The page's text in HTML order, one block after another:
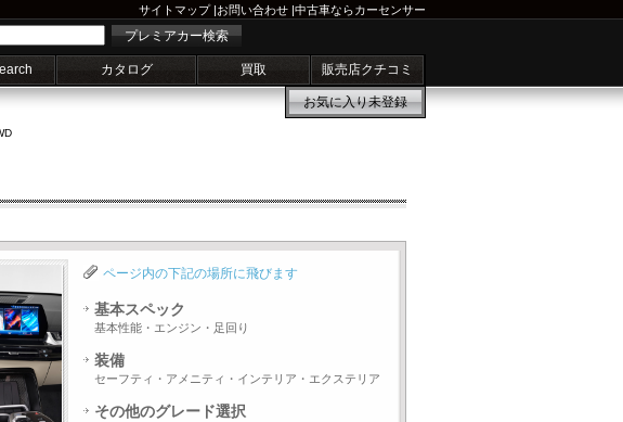
サイトマップ|お問い合わせ |中古車ならカーセンサー
プレミアカー検索
カタログ 買取 販売店クチコミ
お気に入り未登録
ページ内の下記の場所に飛びます
基本スペック
基本性能・エンジン・足回り
装備
セーフティ・アメニティ・インテリア・エクステリア
その他のグレード選択